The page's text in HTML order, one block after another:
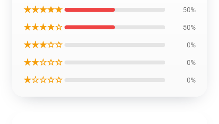
★★★★★ 50%
★★★★☆ 50%
★★★☆☆ 0%
★★☆☆☆ 0%
★☆☆☆☆ 0%